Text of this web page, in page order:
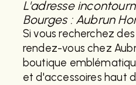
L'adresse
Bourges : Aubrun
Si vous recherchez
rendez-vous chez
boutique
et d'accessoires haut